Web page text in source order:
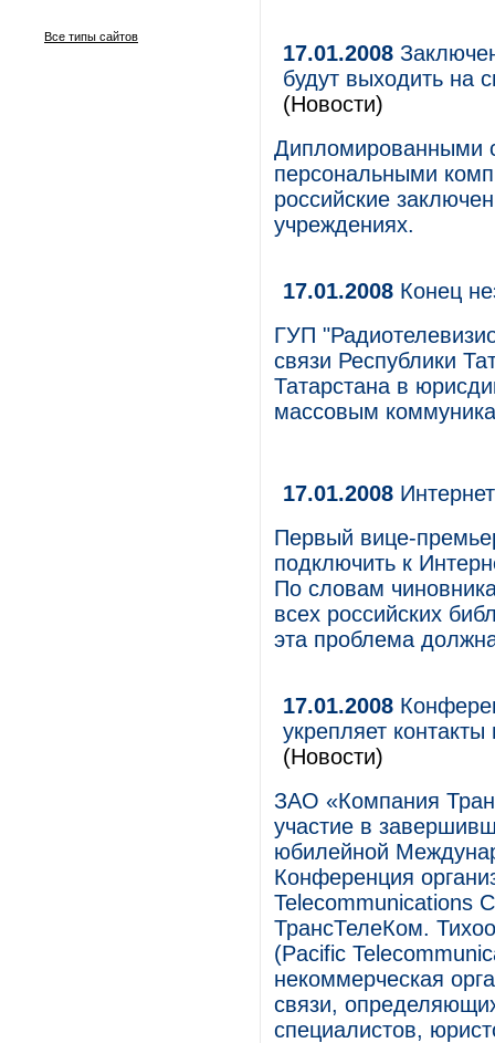
Все типы сайтов
17.01.2008
будут выходить на
(Новости)
Дипломированными
персональными
российские
учреждениях.
17.01.2008 Конец
ГУП
связи Республики
Татарстана в
массовым
17.01.2008
Первый вице-
подключить к
По словам
всех российских
эта проблема
17.01.2008
укрепляет
(Новости)
ЗАО «Компания
участие в
юбилейной
Конференция
Telecommunications
ТрансТелеКом.
(Pacific
некоммерческая
связи,
специалистов,